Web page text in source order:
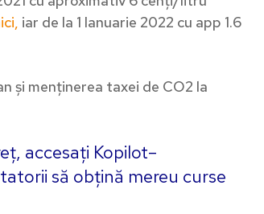
iar de la 1 Ianuarie 2022 cu app 1.6
și menținerea taxei de CO2 la
accesați Kopilot–
să obțină mereu curse